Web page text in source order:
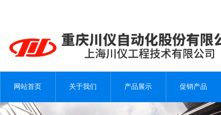
网站首页 关于我们 产品展示 促销产品